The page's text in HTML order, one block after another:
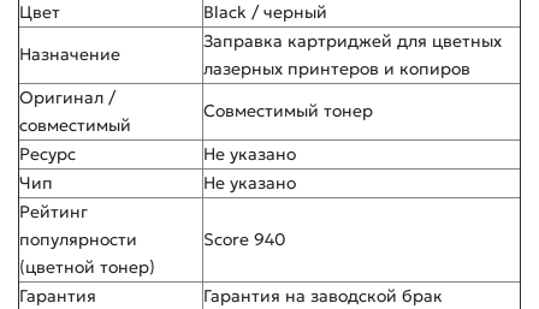
Цвет
Black / черный
Назначение
Заправка картриджей для цветных
лазерных принтеров и копиров
Оригинал /
совместимый
Совместимый тонер
Ресурс
Не указано
Чип
Не указано
Рейтинг
популярности
(цветной тонер)
Score 940
Гарантия Гарантия на заводской брак